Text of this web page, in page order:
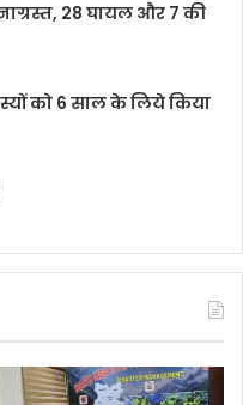
28 घायल और 7 की
को 6 साल के लिये किया